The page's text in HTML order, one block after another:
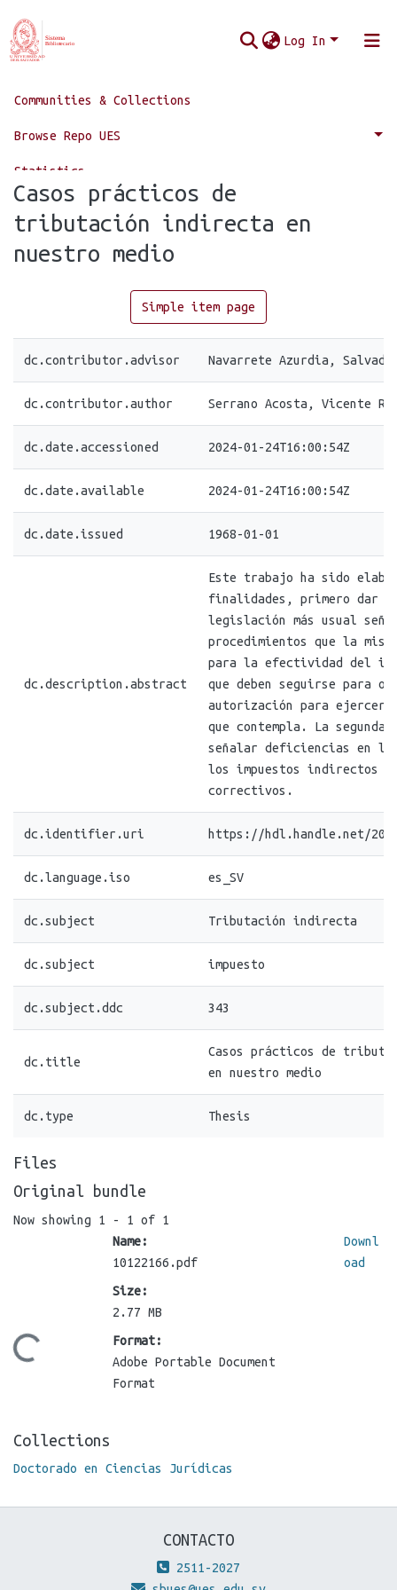
Log In
Communities & Collections
Browse Repo UES
Statistics
Home
Casos prácticos de
tributación indirecta en
nuestro medio
Simple item page
dc.contributor.advisor Navarrete Azurdia,
dc.contributor.author Serrano Acosta, Vicente
dc.date.accessioned 2024-01-24T16:00:54Z
dc.date.available 2024-01-24T16:00:54Z
dc.date.issued 1968-01-01
dc.description.abstract
Este trabajo ha sido
finalidades, primero dar a
legislación más usual
procedimientos que la
para la efectividad del
que deben seguirse para
autorización para ejercer
que contempla. La
señalar deficiencias en la
los impuestos indirectos
correctivos.
dc.identifier.uri https://hdl.handle.net/
dc.language.iso es_SV
dc.subject Tributación indirecta
dc.subject impuesto
dc.subject.ddc 343
dc.title
Casos prácticos de
en nuestro medio
dc.type Thesis
Files
Original bundle
Now showing 1 - 1 of 1
Loading...
Name:
10122166.pdf
Size:
2.77 MB
Format:
Adobe Portable Document
Format
Downl
oad
Collections
Doctorado en Ciencias Jurídicas
CONTACTO
2511-2027